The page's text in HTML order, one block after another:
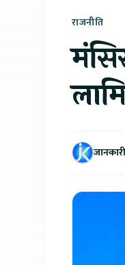
राजनीति